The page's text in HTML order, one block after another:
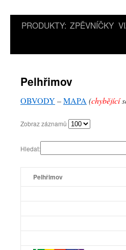
PRODUKTY: ZPĚVNÍČKY
Pelhřimov
OBVODY –MAPA (chybějící
Zobraz záznamů
Hledat:
Pelhřimov